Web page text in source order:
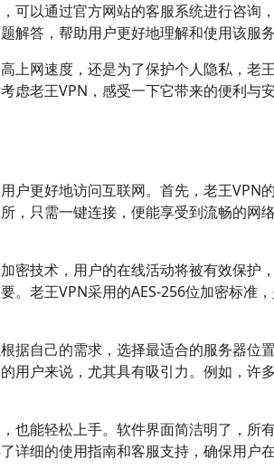
可以通过官方网站的客服系统进行咨询
答，帮助用户更好地理解和使用该服务
上网速度，还是为了保护个人隐私，老王
虑老王VPN，感受一下它带来的便利与
户更好地访问互联网。首先，老王VPN
，只需一键连接，便能享受到流畅的网
密技术，用户的在线活动将被有效保护
。老王VPN采用的AES-256位加密标准
据自己的需求，选择最适合的服务器位置
用户来说，尤其具有吸引力。例如，许
也能轻松上手。软件界面简洁明了，所
详细的使用指南和客服支持，确保用户